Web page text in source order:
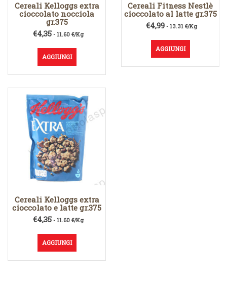
Cereali Kelloggs extra
cioccolato nocciola
gr.375
€4,35- 11.60 €/Kg
AGGIUNGI
Cereali Fitness Nestlè
cioccolato al latte gr.375
€4,99 - 13.31 €/Kg
AGGIUNGI
Cereali Kelloggs extra
cioccolato e latte gr.375
€4,35- 11.60 €/Kg
AGGIUNGI